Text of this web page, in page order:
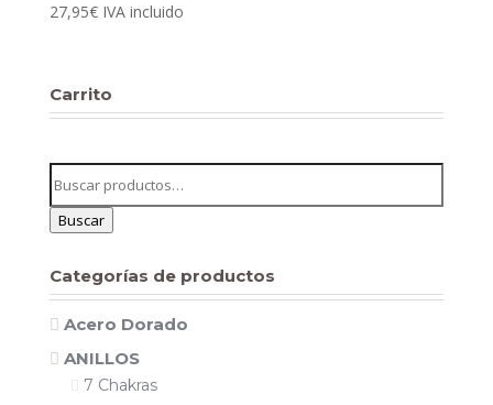
27,95€ IVA incluido
Carrito
por:
Buscar
Categorías de productos
Acero Dorado
ANILLOS
7 Chakras